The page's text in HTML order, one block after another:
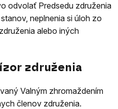
odvolať Predsedu združenia
neplnenia si úloh zo
alebo iných
združenia
Valným zhromaždením
členov združenia.